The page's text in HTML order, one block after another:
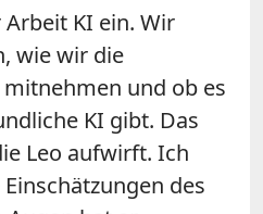
KI ein. Wir
wie wir die
und ob es
KI gibt. Das
Leo aufwirft. Ich
des